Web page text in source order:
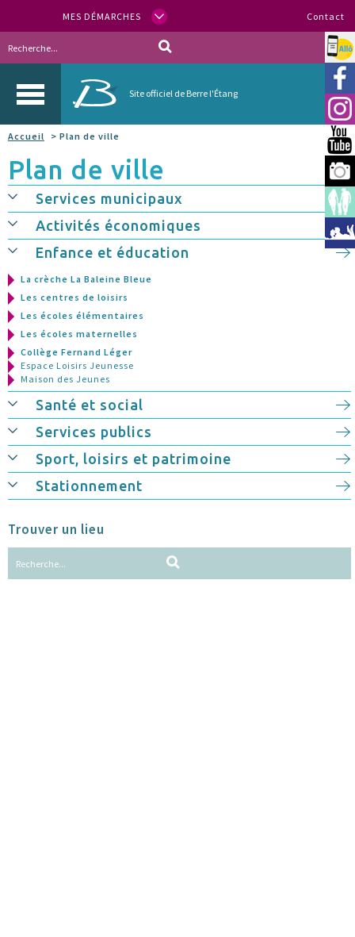
MES DÉMARCHES Contact
Site officiel de Berre l'Étang
Allo
Accueil > Plan de ville
Plan de ville
Services municipaux
Activités économiques
Enfance et éducation
La crèche La Baleine Bleue
Les centres de loisirs
Les écoles élémentaires
Les écoles maternelles
Collège Fernand Léger
Espace Loisirs Jeunesse
Maison des Jeunes
Santé et social
Services publics
Sport, loisirs et patrimoine
Stationnement
Trouver un lieu